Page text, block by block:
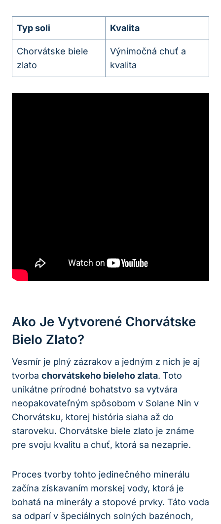
Typ soli Kvalita
Chorvátske biele
zlato
Výnimočná chuť a
kvalita
Ako Je Vytvorené Chorvátske
Bielo Zlato?
Vesmír je plný zázrakov a jedným z nich je aj
tvorba chorvátskeho bieleho zlata. Toto
unikátne prírodné bohatstvo sa vytvára
neopakovateľným spôsobom v Solane Nin v
Chorvátsku, ktorej história siaha až do
staroveku. Chorvátske biele zlato je známe
pre svoju kvalitu a chuť, ktorá sa nezaprie.
Proces tvorby tohto jedinečného minerálu
začína získavaním morskej vody, ktorá je
bohatá na minerály a stopové prvky. Táto voda
sa odparí v špeciálnych solných bazénoch,